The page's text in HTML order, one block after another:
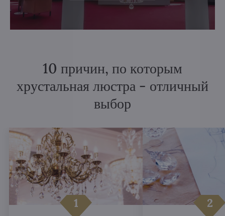
10 причин, по которым
хрустальная люстра - отличный
выбор